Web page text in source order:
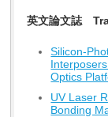
英文論文誌
Silicon-
Optics
UV Laser
Bonding